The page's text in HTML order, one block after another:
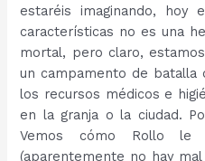
estaréis imaginando, hoy
características no es una
mortal, pero claro,
un campamento de batalla
los recursos médicos e
en la granja o la ciudad.
Vemos cómo Rollo le
(aparentemente no hay